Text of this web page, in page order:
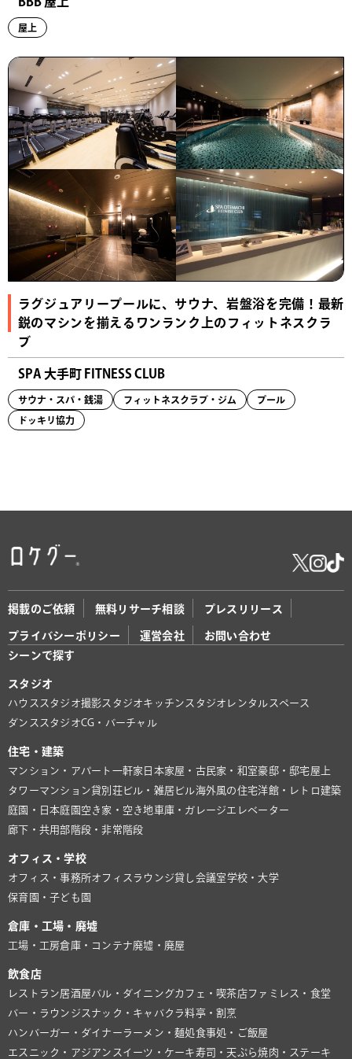
屋上
ラグジュアリープールに、サウナ、岩盤浴を完備！最新
鋭のマシンを揃えるワンランク上のフィットネスクラ
ブ
SPA 大手町 FITNESS CLUB
サウナ・スパ・銭湯 フィットネスクラブ・ジム プール
ドッキリ協力
掲載のご依頼 無料リサーチ相談 プレスリリース
プライバシーポリシー 運営会社
お問い合わせ
シーンで探す
スタジオ
ハウススタジオ撮影スタジオキッチンスタジオ レンタルスペース
ダンススタジオCG・バーチャル
住宅・建築
マンション・アパート 一軒家 日本家屋・古民家・和室豪邸・邸宅屋上
タワーマンション貸別荘ビル・雑居ビル海外風の住宅洋館・レトロ建築
庭園・日本庭園 空き家・空き地 車庫・ガレージ エレベーター
廊下・共用部 階段・非常階段
オフィス・学校
オフィス・事務所オフィスラウンジ貸し会議室学校・大学
保育園・子ども園
倉庫・工場・廃墟
工場・工房倉庫・コンテナ廃墟・廃屋
飲食店
レストラン居酒屋バル・ダイニングカフェ・喫茶店ファミレス・食堂
バー・ラウンジ スナック・キャバクラ料亭・割烹
ハンバーガー・ダイナーラーメン・麺処食事処・ご飯屋
エスニック・アジアン スイーツ・ケーキ寿司・天ぷら焼肉・ステーキ